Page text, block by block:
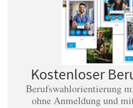
Kostenloser
Berufswahlorientierung
ohne Anmeldung und